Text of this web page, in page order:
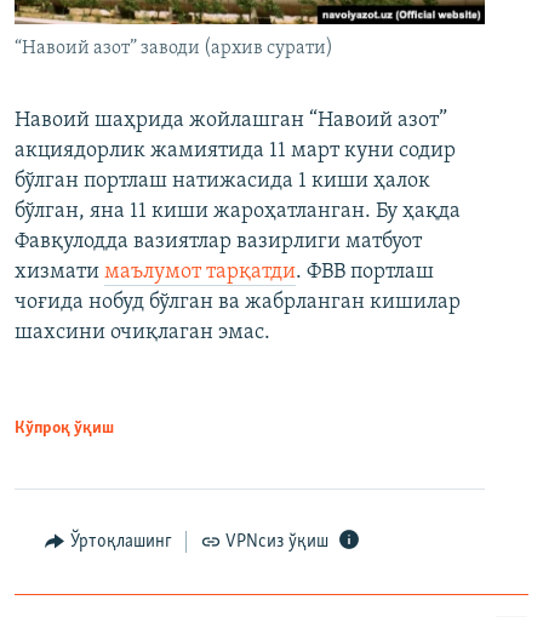
“Навоий азот” заводи (архив сурати)
Навоий шаҳрида жойлашган “Навоий азот”
акциядорлик жамиятида 11 март куни содир
бўлган портлаш натижасида 1 киши ҳалок
бўлган, яна 11 киши жароҳатланган. Бу ҳақда
Фавқулодда вазиятлар вазирлиги матбуот
хизмати маълумот тарқатди. ФВВ портлаш
чоғида нобуд бўлган ва жабрланган кишилар
шахсини очиқлаган эмас.
Кўпроқ ўқиш
Ўртоқлашинг VPNсиз ўқиш